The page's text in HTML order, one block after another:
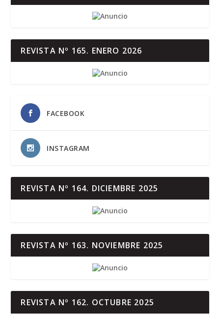
REVISTA Nº 165. ENERO 2026
FACEBOOK
INSTAGRAM
REVISTA Nº 164. DICIEMBRE 2025
REVISTA Nº 163. NOVIEMBRE 2025
REVISTA Nº 162. OCTUBRE 2025